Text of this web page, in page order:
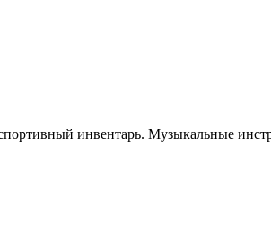
инвентарь. Музыкальные